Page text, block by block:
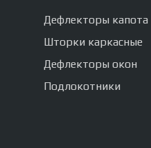
Дефлекторы капота
Шторки каркасные
Дефлекторы окон
Подлокотники